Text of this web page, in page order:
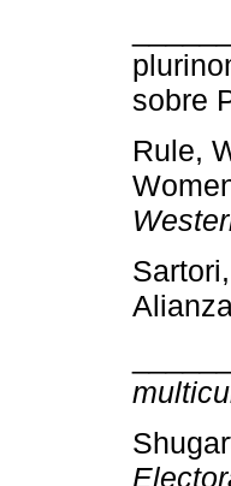
sobre
Rule,